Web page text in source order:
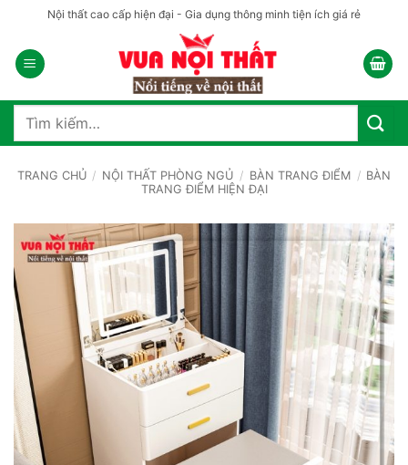
nội
dung
Nội thất cao cấp hiện đại - Gia dụng thông minh tiện ích giá rẻ
Tìm
TRANG CHỦ / NỘI THẤT PHÒNG NGỦ / BÀN TRANG ĐIỂM / BÀN
TRANG ĐIỂM HIỆN ĐẠI